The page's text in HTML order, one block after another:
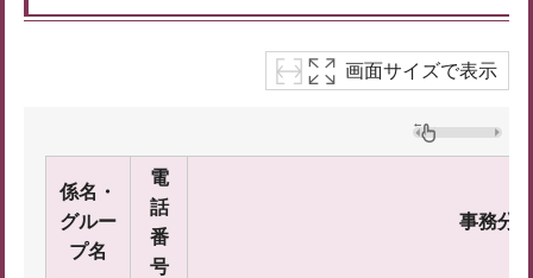
画面サイズで表示
係名・
グルー
プ名
電
話
番
号
事務分